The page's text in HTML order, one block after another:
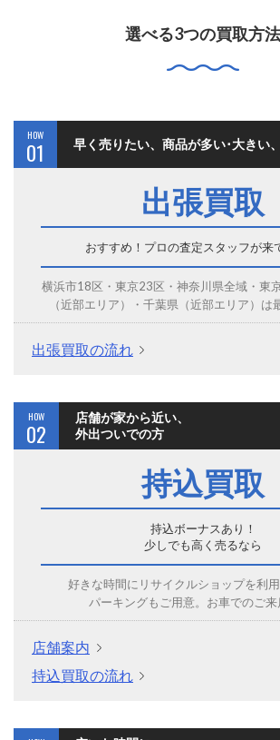
選べる3つの買取方法
HOW
01 早く売りたい、商品が多い･大きい
出張買取
おすすめ！プロの査定スタッフが来
横浜市18区・東京23区・神奈川県全域・東
（近部エリア）・千葉県（近部エリア）は
出張買取の流れ
HOW
02
店舗が家から近い、
外出ついでの方
持込買取
持込ボーナスあり！
少しでも高く売るなら
好きな時間にリサイクルショップを利用
パーキングもご用意。お車でのご来
店舗案内
持込買取の流れ